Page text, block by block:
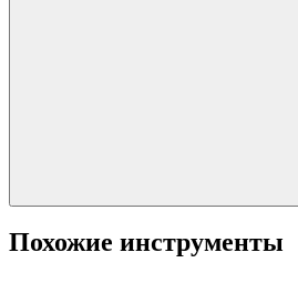
Похожие инструменты